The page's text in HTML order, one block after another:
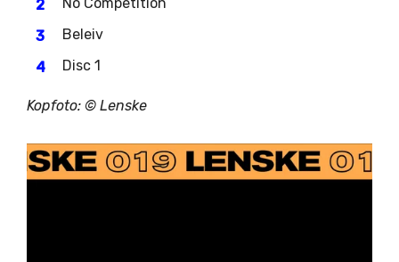
Beleiv
Disc 1
Kopfoto: © Lenske